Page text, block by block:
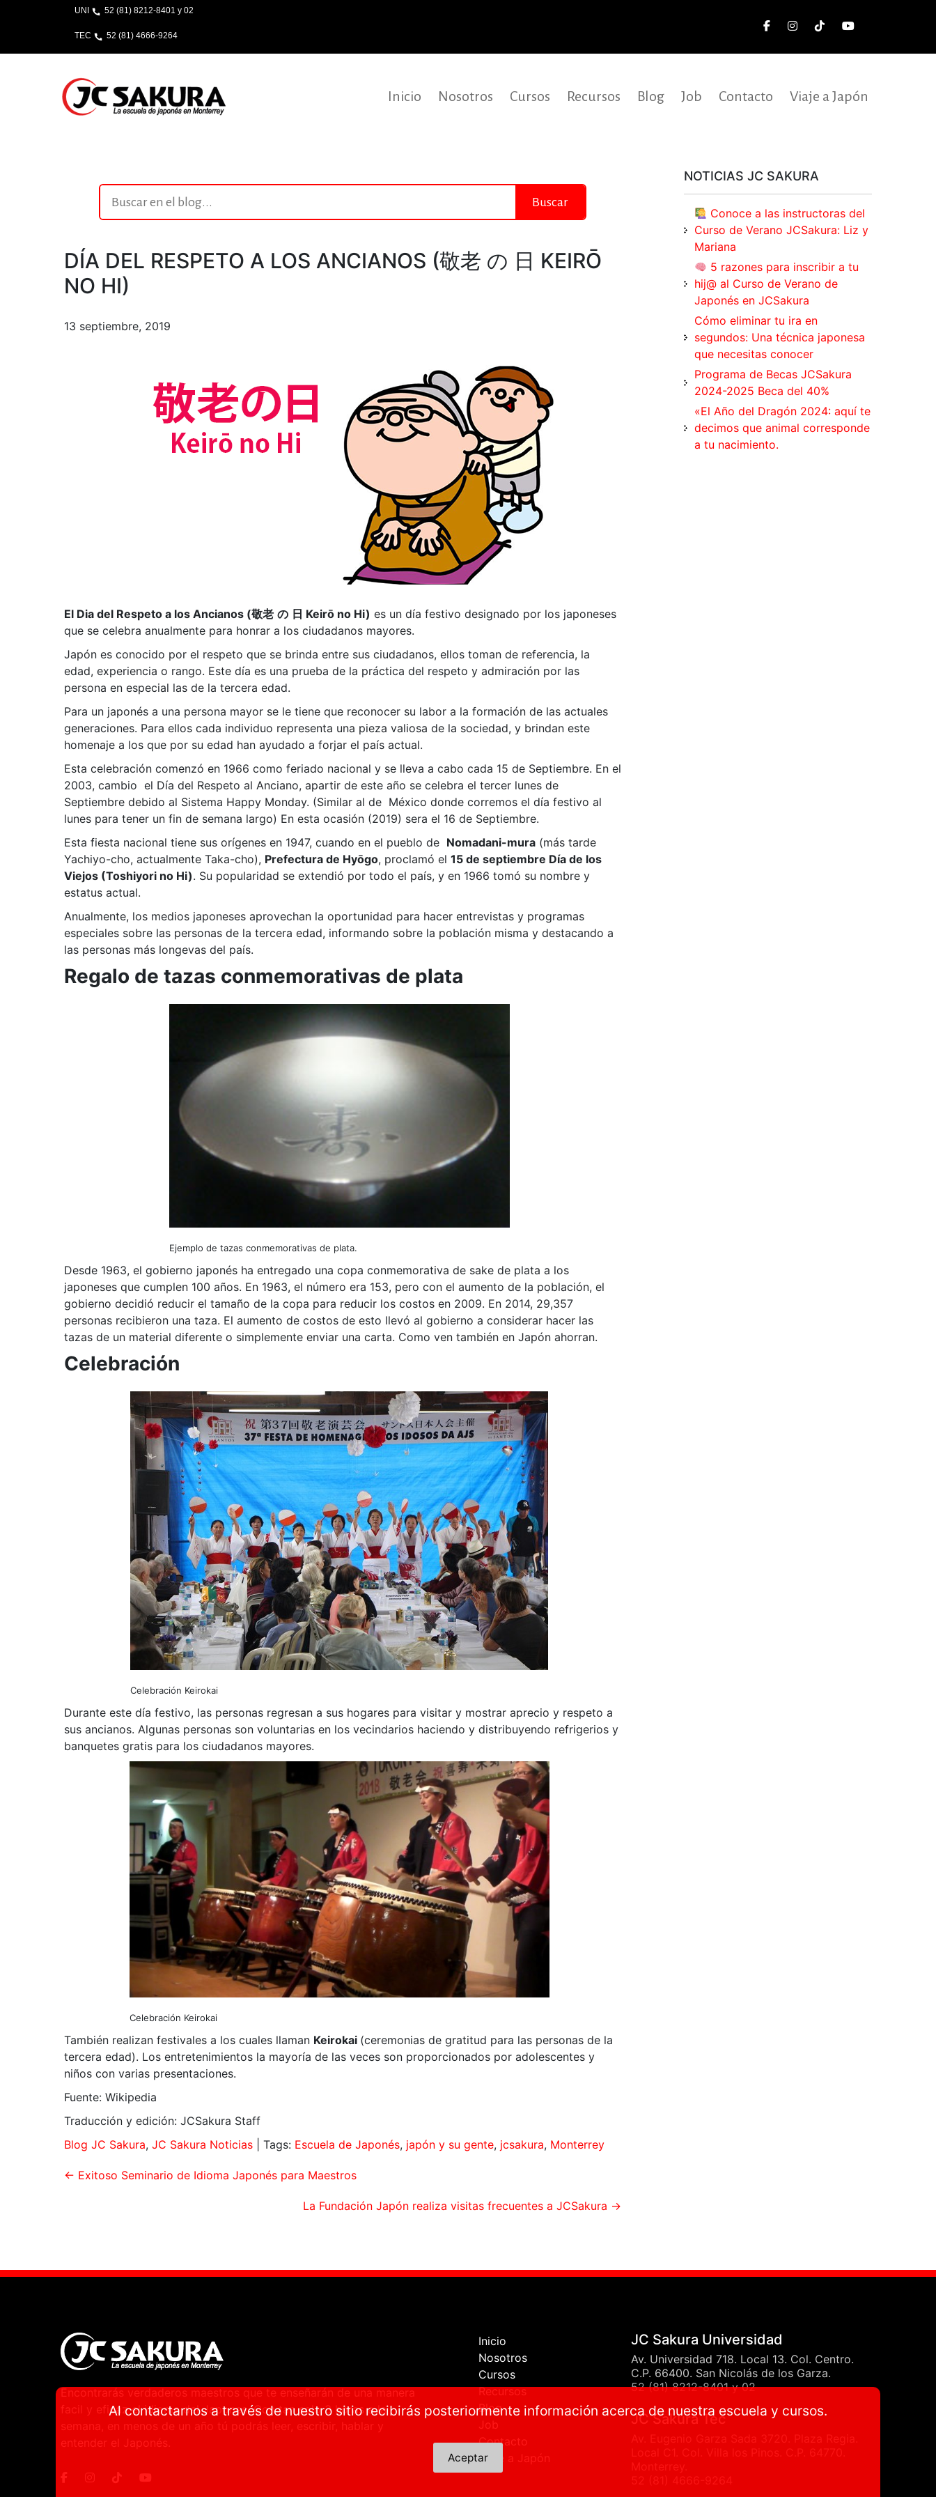
Al contactarnos a través de nuestro sitio recibirás posteriormente información acerca de nuestra escuela y cursos.
Aceptar
UNI 52 (81) 8212-8401 y 02
TEC 52 (81) 4666-9264
Inicio Nosotros Cursos Recursos Blog Job Contacto Viaje a Japón
Buscar
DÍA DEL RESPETO A LOS ANCIANOS (敬老 の 日 KEIRŌ
NO HI)
13 septiembre, 2019
El Dia del Respeto a los Ancianos (敬老 の 日 Keirō no Hi) es un día festivo designado por los japoneses
que se celebra anualmente para honrar a los ciudadanos mayores.
Japón es conocido por el respeto que se brinda entre sus ciudadanos, ellos toman de referencia, la
edad, experiencia o rango. Este día es una prueba de la práctica del respeto y admiración por las
persona en especial las de la tercera edad.
Para un japonés a una persona mayor se le tiene que reconocer su labor a la formación de las actuales
generaciones. Para ellos cada individuo representa una pieza valiosa de la sociedad, y brindan este
homenaje a los que por su edad han ayudado a forjar el país actual.
Esta celebración comenzó en 1966 como feriado nacional y se lleva a cabo cada 15 de Septiembre. En el
2003, cambio el Día del Respeto al Anciano, apartir de este año se celebra el tercer lunes de
Septiembre debido al Sistema Happy Monday. (Similar al de México donde corremos el día festivo al
lunes para tener un fin de semana largo) En esta ocasión (2019) sera el 16 de Septiembre.
Esta fiesta nacional tiene sus orígenes en 1947, cuando en el pueblo de Nomadani-mura (más tarde
Yachiyo-cho, actualmente Taka-cho), Prefectura de Hyōgo, proclamó el 15 de septiembre Día de los
Viejos (Toshiyori no Hi). Su popularidad se extendió por todo el país, y en 1966 tomó su nombre y
estatus actual.
Anualmente, los medios japoneses aprovechan la oportunidad para hacer entrevistas y programas
especiales sobre las personas de la tercera edad, informando sobre la población misma y destacando a
las personas más longevas del país.
Regalo de tazas conmemorativas de plata
Ejemplo de tazas conmemorativas de plata.
Desde 1963, el gobierno japonés ha entregado una copa conmemorativa de sake de plata a los
japoneses que cumplen 100 años. En 1963, el número era 153, pero con el aumento de la población, el
gobierno decidió reducir el tamaño de la copa para reducir los costos en 2009. En 2014, 29,357
personas recibieron una taza. El aumento de costos de esto llevó al gobierno a considerar hacer las
tazas de un material diferente o simplemente enviar una carta. Como ven también en Japón ahorran.
Celebración
Celebración Keirokai
Durante este día festivo, las personas regresan a sus hogares para visitar y mostrar aprecio y respeto a
sus ancianos. Algunas personas son voluntarias en los vecindarios haciendo y distribuyendo refrigerios y
banquetes gratis para los ciudadanos mayores.
Celebración Keirokai
También realizan festivales a los cuales llaman Keirokai (ceremonias de gratitud para las personas de la
tercera edad). Los entretenimientos la mayoría de las veces son proporcionados por adolescentes y
niños con varias presentaciones.
Fuente: Wikipedia
Traducción y edición: JCSakura Staff
Blog JC Sakura, JC Sakura Noticias | Tags: Escuela de Japonés, japón y su gente, jcsakura, Monterrey
← Exitoso Seminario de Idioma Japonés para Maestros
La Fundación Japón realiza visitas frecuentes a JCSakura →
NOTICIAS JC SAKURA
Conoce a las instructoras del
Curso de Verano JCSakura: Liz y
Mariana
5 razones para inscribir a tu
hij@ al Curso de Verano de
Japonés en JCSakura
Cómo eliminar tu ira en
segundos: Una técnica japonesa
que necesitas conocer
Programa de Becas JCSakura
2024-2025 Beca del 40%
«El Año del Dragón 2024: aquí te
decimos que animal corresponde
a tu nacimiento.
Encontrarás verdaderos maestros que te enseñarán de una manera
facil y eficaz el idioma del Japones. Con tan solo 3 horas a la
semana, en menos de un año tú podrás leer, escribir, hablar y
entender el Japonés.
Inicio
Nosotros
Cursos
Recursos
Blog
Job
Contacto
Viaje a Japón
JC Sakura Universidad
Av. Universidad 718. Local 13. Col. Centro.
C.P. 66400. San Nicolás de los Garza.
52 (81) 8212-8401 y 02
JC Sakura Tec